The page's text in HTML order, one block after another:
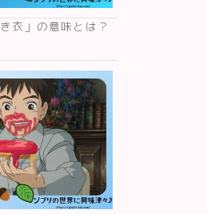
衣」の意味とは？